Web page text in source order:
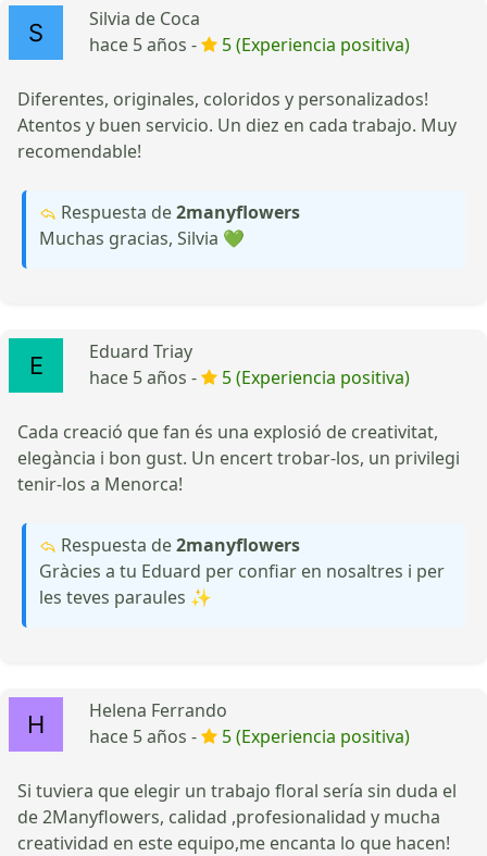
Silvia de Coca
hace 5 años -
5 (Experiencia positiva)
Diferentes, originales, coloridos y personalizados!
Atentos y buen servicio. Un diez en cada trabajo. Muy
recomendable!
Respuesta de2manyflowers
Muchas gracias, Silvia 💚
Eduard Triay
hace 5 años -
5 (Experiencia positiva)
Cada creació que fan és una explosió de creativitat,
elegància i bon gust. Un encert trobar-los, un privilegi
tenir-los a Menorca!
Respuesta de2manyflowers
Gràcies a tu Eduard per confiar en nosaltres i per
les teves paraules ✨
Helena Ferrando
hace 5 años -
5 (Experiencia positiva)
Si tuviera que elegir un trabajo floral sería sin duda el
de 2Manyflowers, calidad ,profesionalidad y mucha
creatividad en este equipo,me encanta lo que hacen!